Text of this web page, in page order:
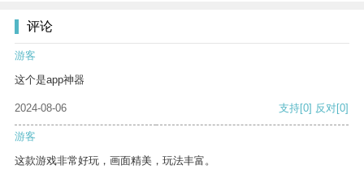
评论
游客
这个是app神器
2024-08-06 支持[0] 反对[0]
游客
这款游戏非常好玩，画面精美，玩法丰富。